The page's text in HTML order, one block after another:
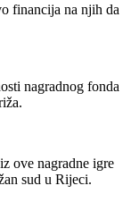
financija na njih da
nagradnog fonda
ove nagradne igre
sud u Rijeci.